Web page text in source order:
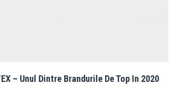
– Unul Dintre Brandurile De Top In 2020